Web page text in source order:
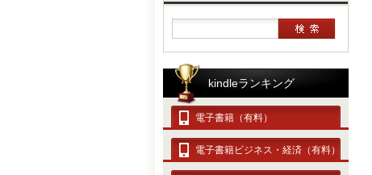
kindleランキング
電子書籍（有料）
電子書籍ビジネス・経済（有料）